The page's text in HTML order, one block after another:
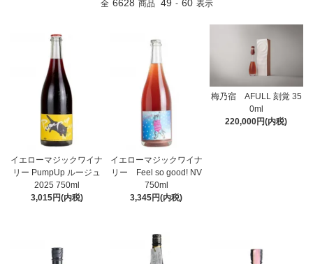
全 6628 商品 49 - 60 表示
イエローマジックワイナ
リー PumpUp ルージュ
2025 750ml
3,015円(内税)
イエローマジックワイナ
リー Feel so good! NV
750ml
3,345円(内税)
梅乃宿 AFULL 刻覚 35
0ml
220,000円(内税)